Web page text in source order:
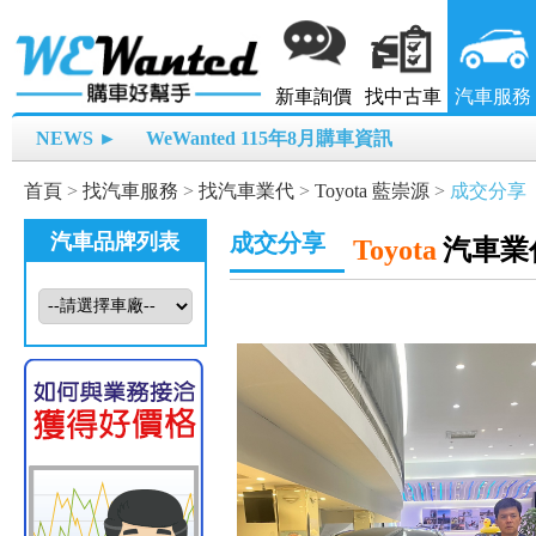
新車詢價 找中古車 汽車服務
NEWS ► WeWanted 115年8月購車資訊
首頁 > 找汽車服務 > 找汽車業代 > Toyota 藍崇源 > 成交分享
汽車品牌列表 成交分享 Toyota 汽車